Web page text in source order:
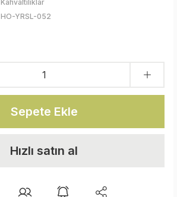
Kahvaltılıklar
HO-YRSL-052
Sepete Ekle
Hızlı satın al